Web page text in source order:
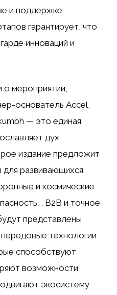
и поддержке
гарантирует, что
инноваций и
о мероприятии,
основатель Accel,
— это единая
дух
издание предложит
для развивающихся
и космические
, B2B и точное
представлены
технологии
способствуют
возможности
экосистему